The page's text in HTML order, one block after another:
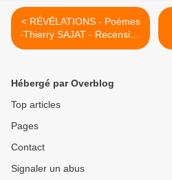
< RÉVÉLATIONS - Poèmes
-Thierry SAJAT - Recension
de Jeanne Champel
Hébergé par Overblog
Top articles
Pages
Contact
Signaler un abus